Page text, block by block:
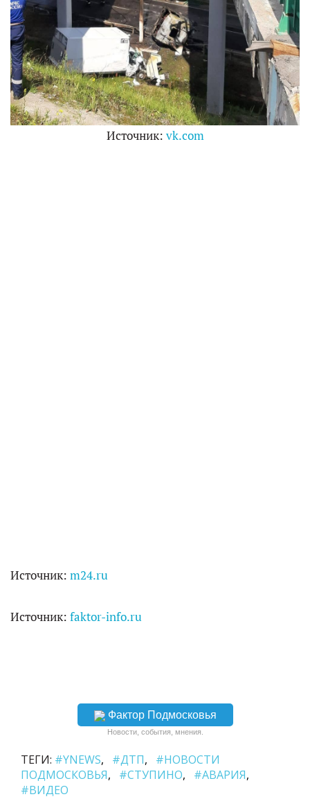
Источник: vk.com
Источник: m24.ru
Источник: faktor-info.ru
Фактор Подмосковья
Новости, события, мнения.
ТЕГИ: #YNEWS #ДТП
#НОВОСТИ
ПОДМОСКОВЬЯ
#СТУПИНО
#АВАРИЯ
#ВИДЕО